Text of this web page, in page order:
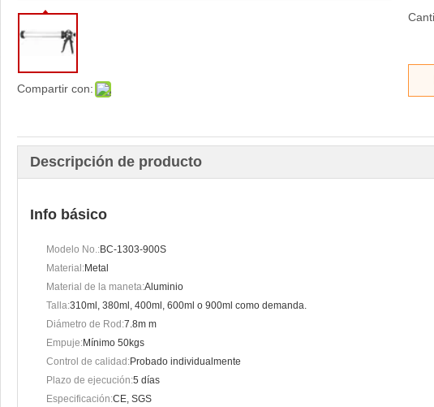
Compartir con:
Descripción de producto
Info básico
Modelo No.:BC-1303-900S
Material:Metal
Material de la maneta:Aluminio
Talla:310ml, 380ml, 400ml, 600ml o 900ml como demanda.
Diámetro de Rod:7.8m m
Empuje:Mínimo 50kgs
Control de calidad:Probado individualmente
Plazo de ejecución:5 días
Especificación:CE, SGS